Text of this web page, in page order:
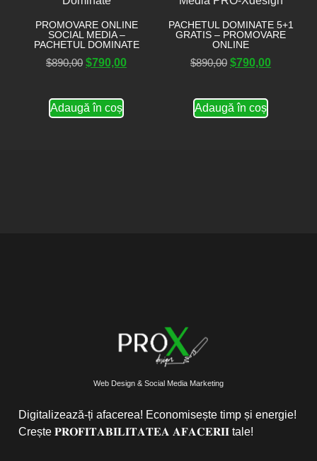
PROMOVARE ONLINE
SOCIAL MEDIA –
PACHETUL DOMINATE
$890,00 $790,00
Adaugă în coș
PACHETUL DOMINATE 5+1
GRATIS – PROMOVARE
ONLINE
$890,00 $790,00
Adaugă în coș
Web Design & Social Media Marketing
Digitalizează-ți afacerea! Economisește timp și energie!
Crește 𝐏𝐑𝐎𝐅𝐈𝐓𝐀𝐁𝐈𝐋𝐈𝐓𝐀𝐓𝐄𝐀 𝐀𝐅𝐀𝐂𝐄𝐑𝐈𝐈 tale!